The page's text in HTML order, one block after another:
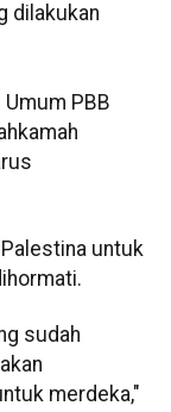
dilakukan
PBB
untuk
sudah
merdeka,"